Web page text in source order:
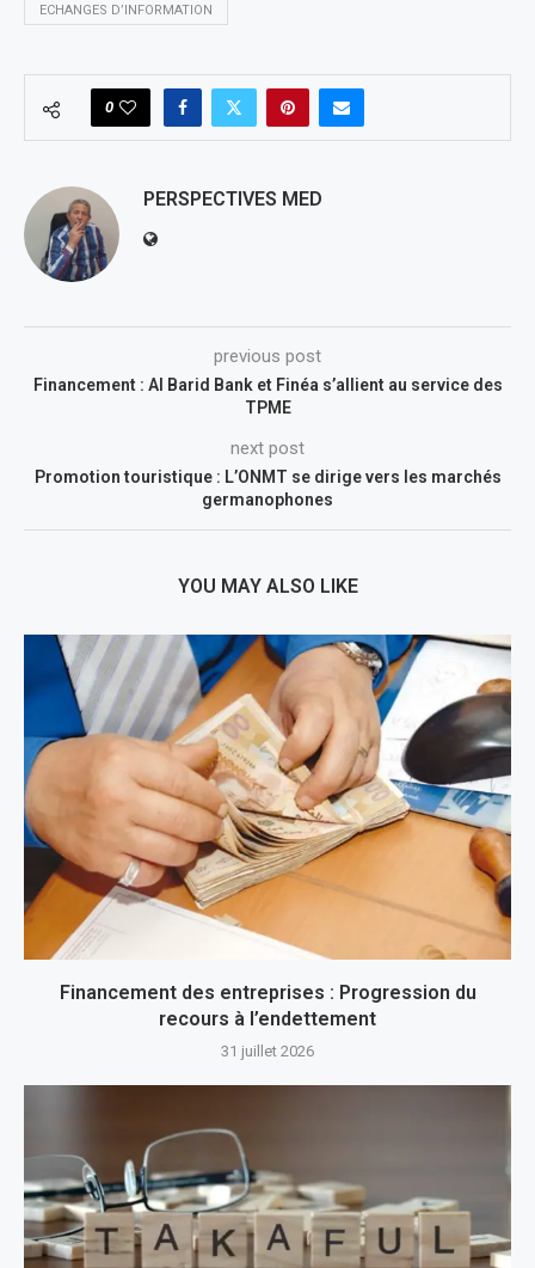
ECHANGES D’INFORMATION
0
PERSPECTIVES MED
previous post
Financement : Al Barid Bank et Finéa s’allient au service des
TPME
next post
Promotion touristique : L’ONMT se dirige vers les marchés
germanophones
YOU MAY ALSO LIKE
Financement des entreprises : Progression du
recours à l’endettement
31 juillet 2026